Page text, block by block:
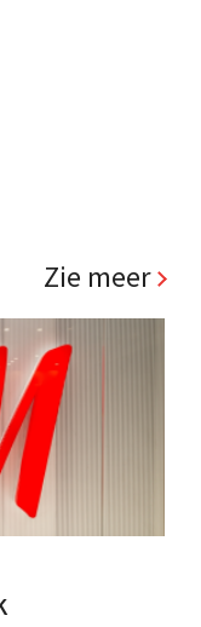
Zie meer